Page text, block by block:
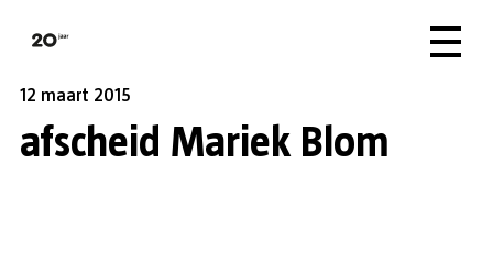
12 maart 2015
afscheid Mariek Blom